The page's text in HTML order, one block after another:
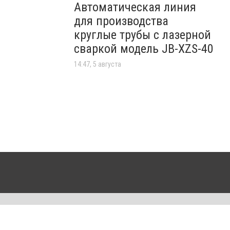
Автоматическая линия
для производства
круглые трубы с лазерной
сваркой модель JB-XZS-40
14:47, 5 августа